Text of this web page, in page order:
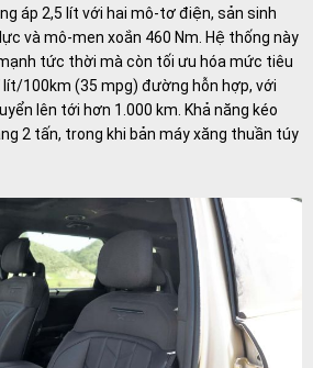
áp 2,5 lít với hai mô-tơ điện, sản sinh
và mô-men xoắn 460 Nm. Hệ thống này
tức thời mà còn tối ưu hóa mức tiêu
100km (35 mpg) đường hỗn hợp, với
lên tới hơn 1.000 km. Khả năng kéo
2 tấn, trong khi bản máy xăng thuần túy